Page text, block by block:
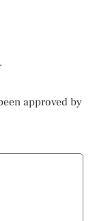
approved by